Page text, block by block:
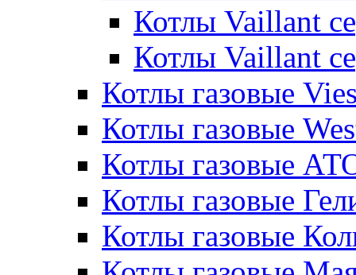
Котлы Vaillant
Котлы Vaillant
Котлы газовые
Котлы газовые
Котлы газовые
Котлы газовые
Котлы газовые